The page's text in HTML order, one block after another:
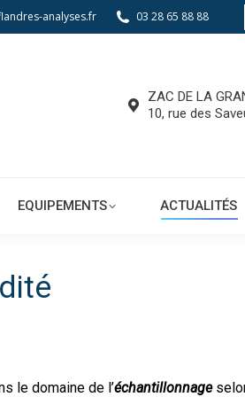
analyses.fr 03 28 65 88 88
ZAC DE LA
10, rue des
EQUIPEMENTS ACTUALITÉS
le domaine de l’échantillonnage